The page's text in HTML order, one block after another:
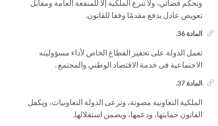
وبحكم قضائي، ولا تنزع الملكية إلا للمنفعة العامة ومقابل
تعويض عادل يدفع مقدمًا وفقا للقانون.
المادة 36.
تعمل الدولة على تحفيز القطاع الخاص لأداء مسؤوليته
الاجتماعية فى خدمة الاقتصاد الوطني والمجتمع .
المادة 37.
الملكية التعاونية مصونة، وترعى الدولة التعاونيات، ويكفل
القانون حمايتها، ودعمها، ويضمن استقلالها.